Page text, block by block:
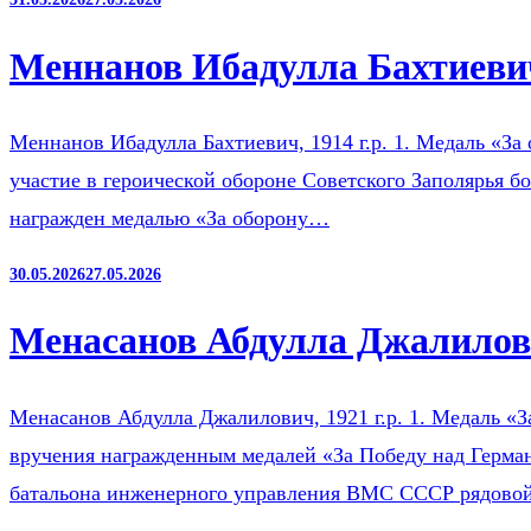
Меннанов Ибадулла
Меннанов Ибадулла Бахтиевич, 1914 г.р. 1. Медаль «За
участие в героической обороне Советского
награжден медалью «За оборону…
30.05.202627.05.2026
Менасанов Абдулла
Менасанов Абдулла Джалилович, 1921 г.р. 1. Медаль
вручения награжденным медалей «За Победу над
батальона инженерного управления ВМС СССР